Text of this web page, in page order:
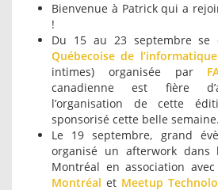
Bienvenue à Patrick qui a
!
Du 15 au 23 septembre se
Québecoise de
intimes) organisée par
canadienne est fière
l’organisation de cette
sponsorisé cette belle semaine.
Le 19 septembre, grand
organisé un afterwork dans
Montréal en association avec
Montréal et Meetup